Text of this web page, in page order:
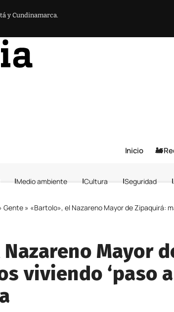
y Cundinamarca.
Inicio 🚂
Medio ambiente Cultura Seguridad
Gente » «Bartolo», el Nazareno Mayor de Zipaquirá: más de
Mayor
viviendo ‘paso